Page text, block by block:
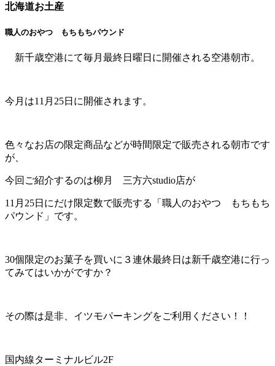
北海道お土産
職人のおやつ もちもちパウンド
新千歳空港にて毎月最終日曜日に開催される空港朝市。
今月は11月25日に開催されます。
色々なお店の限定商品などが時間限定で販売される朝市です
が、
今回ご紹介するのは柳月 三方六studio店が
11月25日にだけ限定数で販売する「職人のおやつ もちもち
パウンド」です。
30個限定のお菓子を買いに３連休最終日は新千歳空港に行っ
てみてはいかがですか？
その際は是非、イツモパーキングをご利用ください！！
国内線ターミナルビル2F